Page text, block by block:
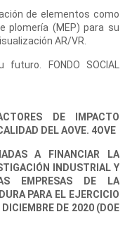
de elementos como
plomería (MEP) para su
AR/VR.
FONDO SOCIAL
DE IMPACTO
DEL AOVE. 4OVE
A FINANCIAR LA
INDUSTRIAL Y
EMPRESAS DE LA
PARA EL EJERCICIO
DE 2020 (DOE